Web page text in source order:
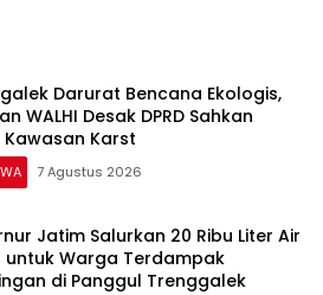
Darurat Bencana Ekologis,
WALHI Desak DPRD Sahkan
Kawasan Karst
7 Agustus 2026
Jatim Salurkan 20 Ribu Liter Air
untuk Warga Terdampak
di Panggul Trenggalek